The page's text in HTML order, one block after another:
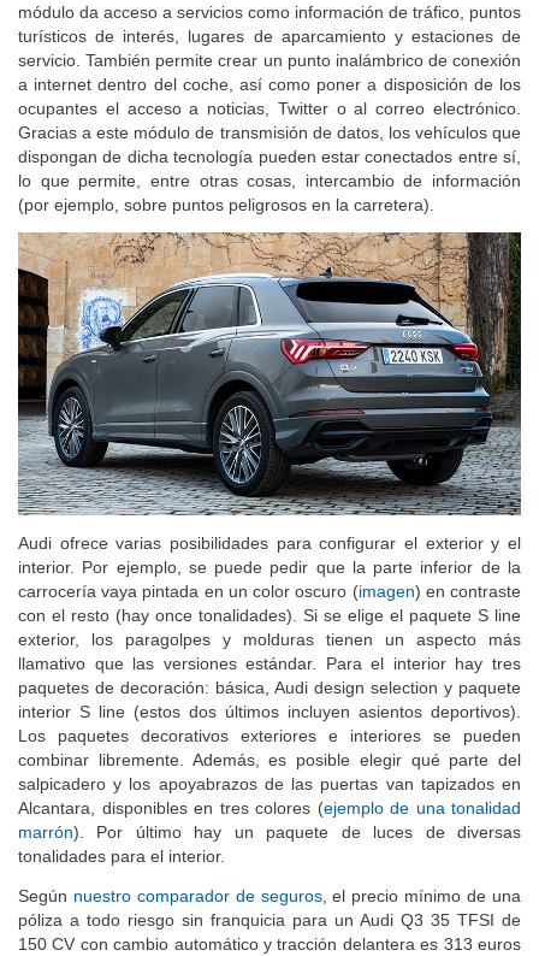
módulo da acceso a servicios como información de tráfico, puntos
turísticos de interés, lugares de aparcamiento y estaciones de
servicio. También permite crear un punto inalámbrico de conexión
a internet dentro del coche, así como poner a disposición de los
ocupantes el acceso a noticias, Twitter o al correo electrónico.
Gracias a este módulo de transmisión de datos, los vehículos que
dispongan de dicha tecnología pueden estar conectados entre sí,
lo que permite, entre otras cosas, intercambio de información
(por ejemplo, sobre puntos peligrosos en la carretera).
Audi ofrece varias posibilidades para configurar el exterior y el
interior. Por ejemplo, se puede pedir que la parte inferior de la
carrocería vaya pintada en un color oscuro (imagen) en contraste
con el resto (hay once tonalidades). Si se elige el paquete S line
exterior, los paragolpes y molduras tienen un aspecto más
llamativo que las versiones estándar. Para el interior hay tres
paquetes de decoración: básica, Audi design selection y paquete
interior S line (estos dos últimos incluyen asientos deportivos).
Los paquetes decorativos exteriores e interiores se pueden
combinar libremente. Además, es posible elegir qué parte del
salpicadero y los apoyabrazos de las puertas van tapizados en
Alcantara, disponibles en tres colores (ejemplo de una tonalidad
marrón). Por último hay un paquete de luces de diversas
tonalidades para el interior.
Según nuestro comparador de seguros, el precio mínimo de una
póliza a todo riesgo sin franquicia para un Audi Q3 35 TFSI de
150 CV con cambio automático y tracción delantera es 313 euros